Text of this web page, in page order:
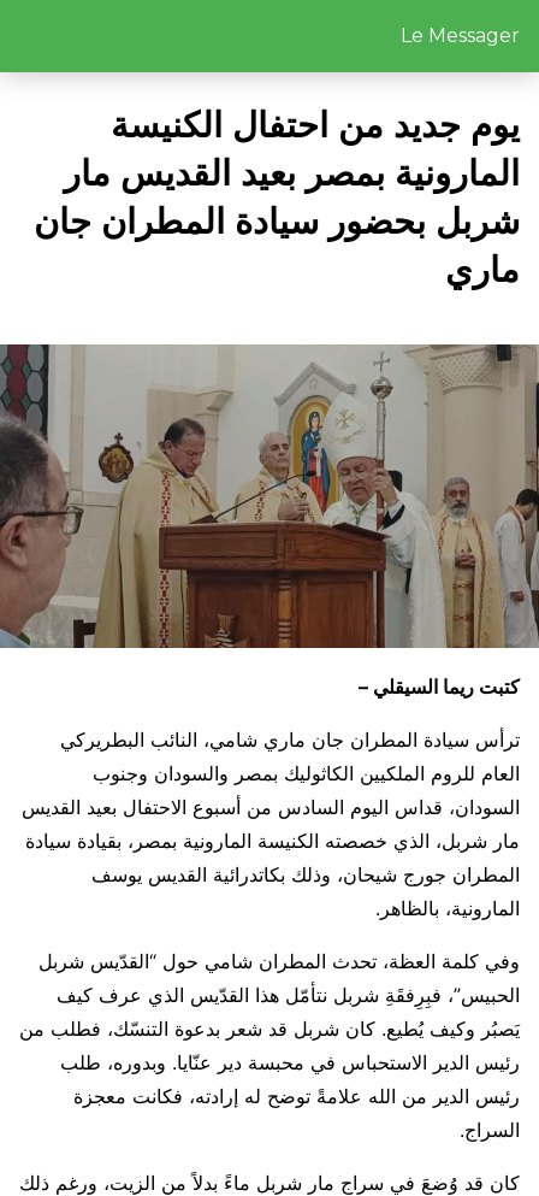
Le Messager
يوم جديد من احتفال الكنيسة
المارونية بمصر بعيد القديس مار
شربل بحضور سيادة المطران جان
ماري
كتبت ريما السيقلي –
ترأس سيادة المطران جان ماري شامي، النائب البطريركي
العام للروم الملكيين الكاثوليك بمصر والسودان وجنوب
السودان، قداس اليوم السادس من أسبوع الاحتفال بعيد القديس
مار شربل، الذي خصصته الكنيسة المارونية بمصر، بقيادة سيادة
المطران جورج شيحان، وذلك بكاتدرائية القديس يوسف
المارونية، بالظاهر.
وفي كلمة العظة، تحدث المطران شامي حول “القدّيس شربل
الحبيس”، فبِرِفقَةِ شربل نتأمّل هذا القدّيس الذي عرف كيف
يَصبُر وكيف يُطيع. كان شربل قد شعر بدعوة التنسّك، فطلب من
رئيس الدير الاستحباس في محبسة دير عنّايا. وبدوره، طلب
رئيس الدير من الله علامةً توضح له إرادته، فكانت معجزة
السراج.
كان قد وُضعَ في سراج مار شربل ماءً بدلاً من الزيت، ورغم ذلك